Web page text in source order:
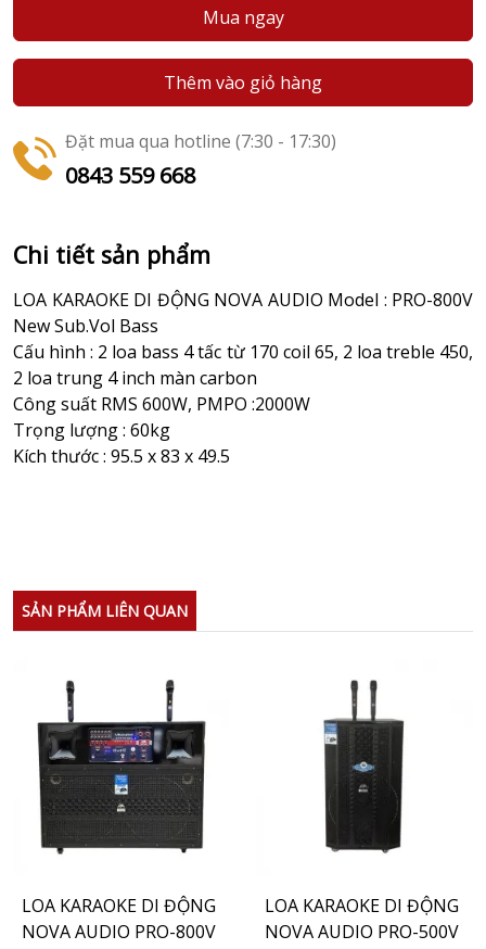
Mua ngay
Thêm vào giỏ hàng
Đặt mua qua hotline (7:30 - 17:30)
0843 559 668
Chi tiết sản phẩm
LOA KARAOKE DI ĐỘNG NOVA AUDIO Model : PRO-800V
New Sub.Vol Bass
Cấu hình : 2 loa bass 4 tấc từ 170 coil 65, 2 loa treble 450,
2 loa trung 4 inch màn carbon
Công suất RMS 600W, PMPO :2000W
Trọng lượng : 60kg
Kích thước : 95.5 x 83 x 49.5
SẢN PHẨM LIÊN QUAN
LOA KARAOKE DI ĐỘNG
NOVA AUDIO PRO-800V
LOA KARAOKE DI ĐỘNG
NOVA AUDIO PRO-500V